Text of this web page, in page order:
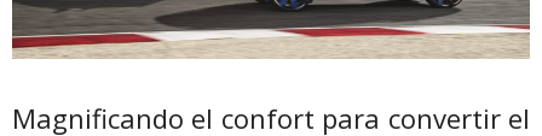
Magnificando el confort para convertir el